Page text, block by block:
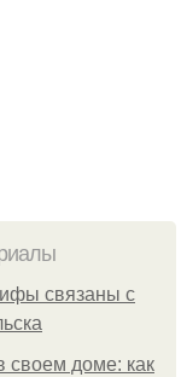
связаны с
своем доме: как